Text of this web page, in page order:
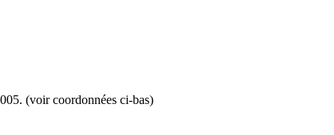
(voir coordonnées ci-bas)